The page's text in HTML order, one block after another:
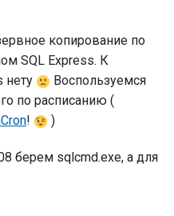
расписанию"
копирование по
SQL Express. К
Воспользуемся
по расписанию (
! )
берем sqlcmd.exe, а для